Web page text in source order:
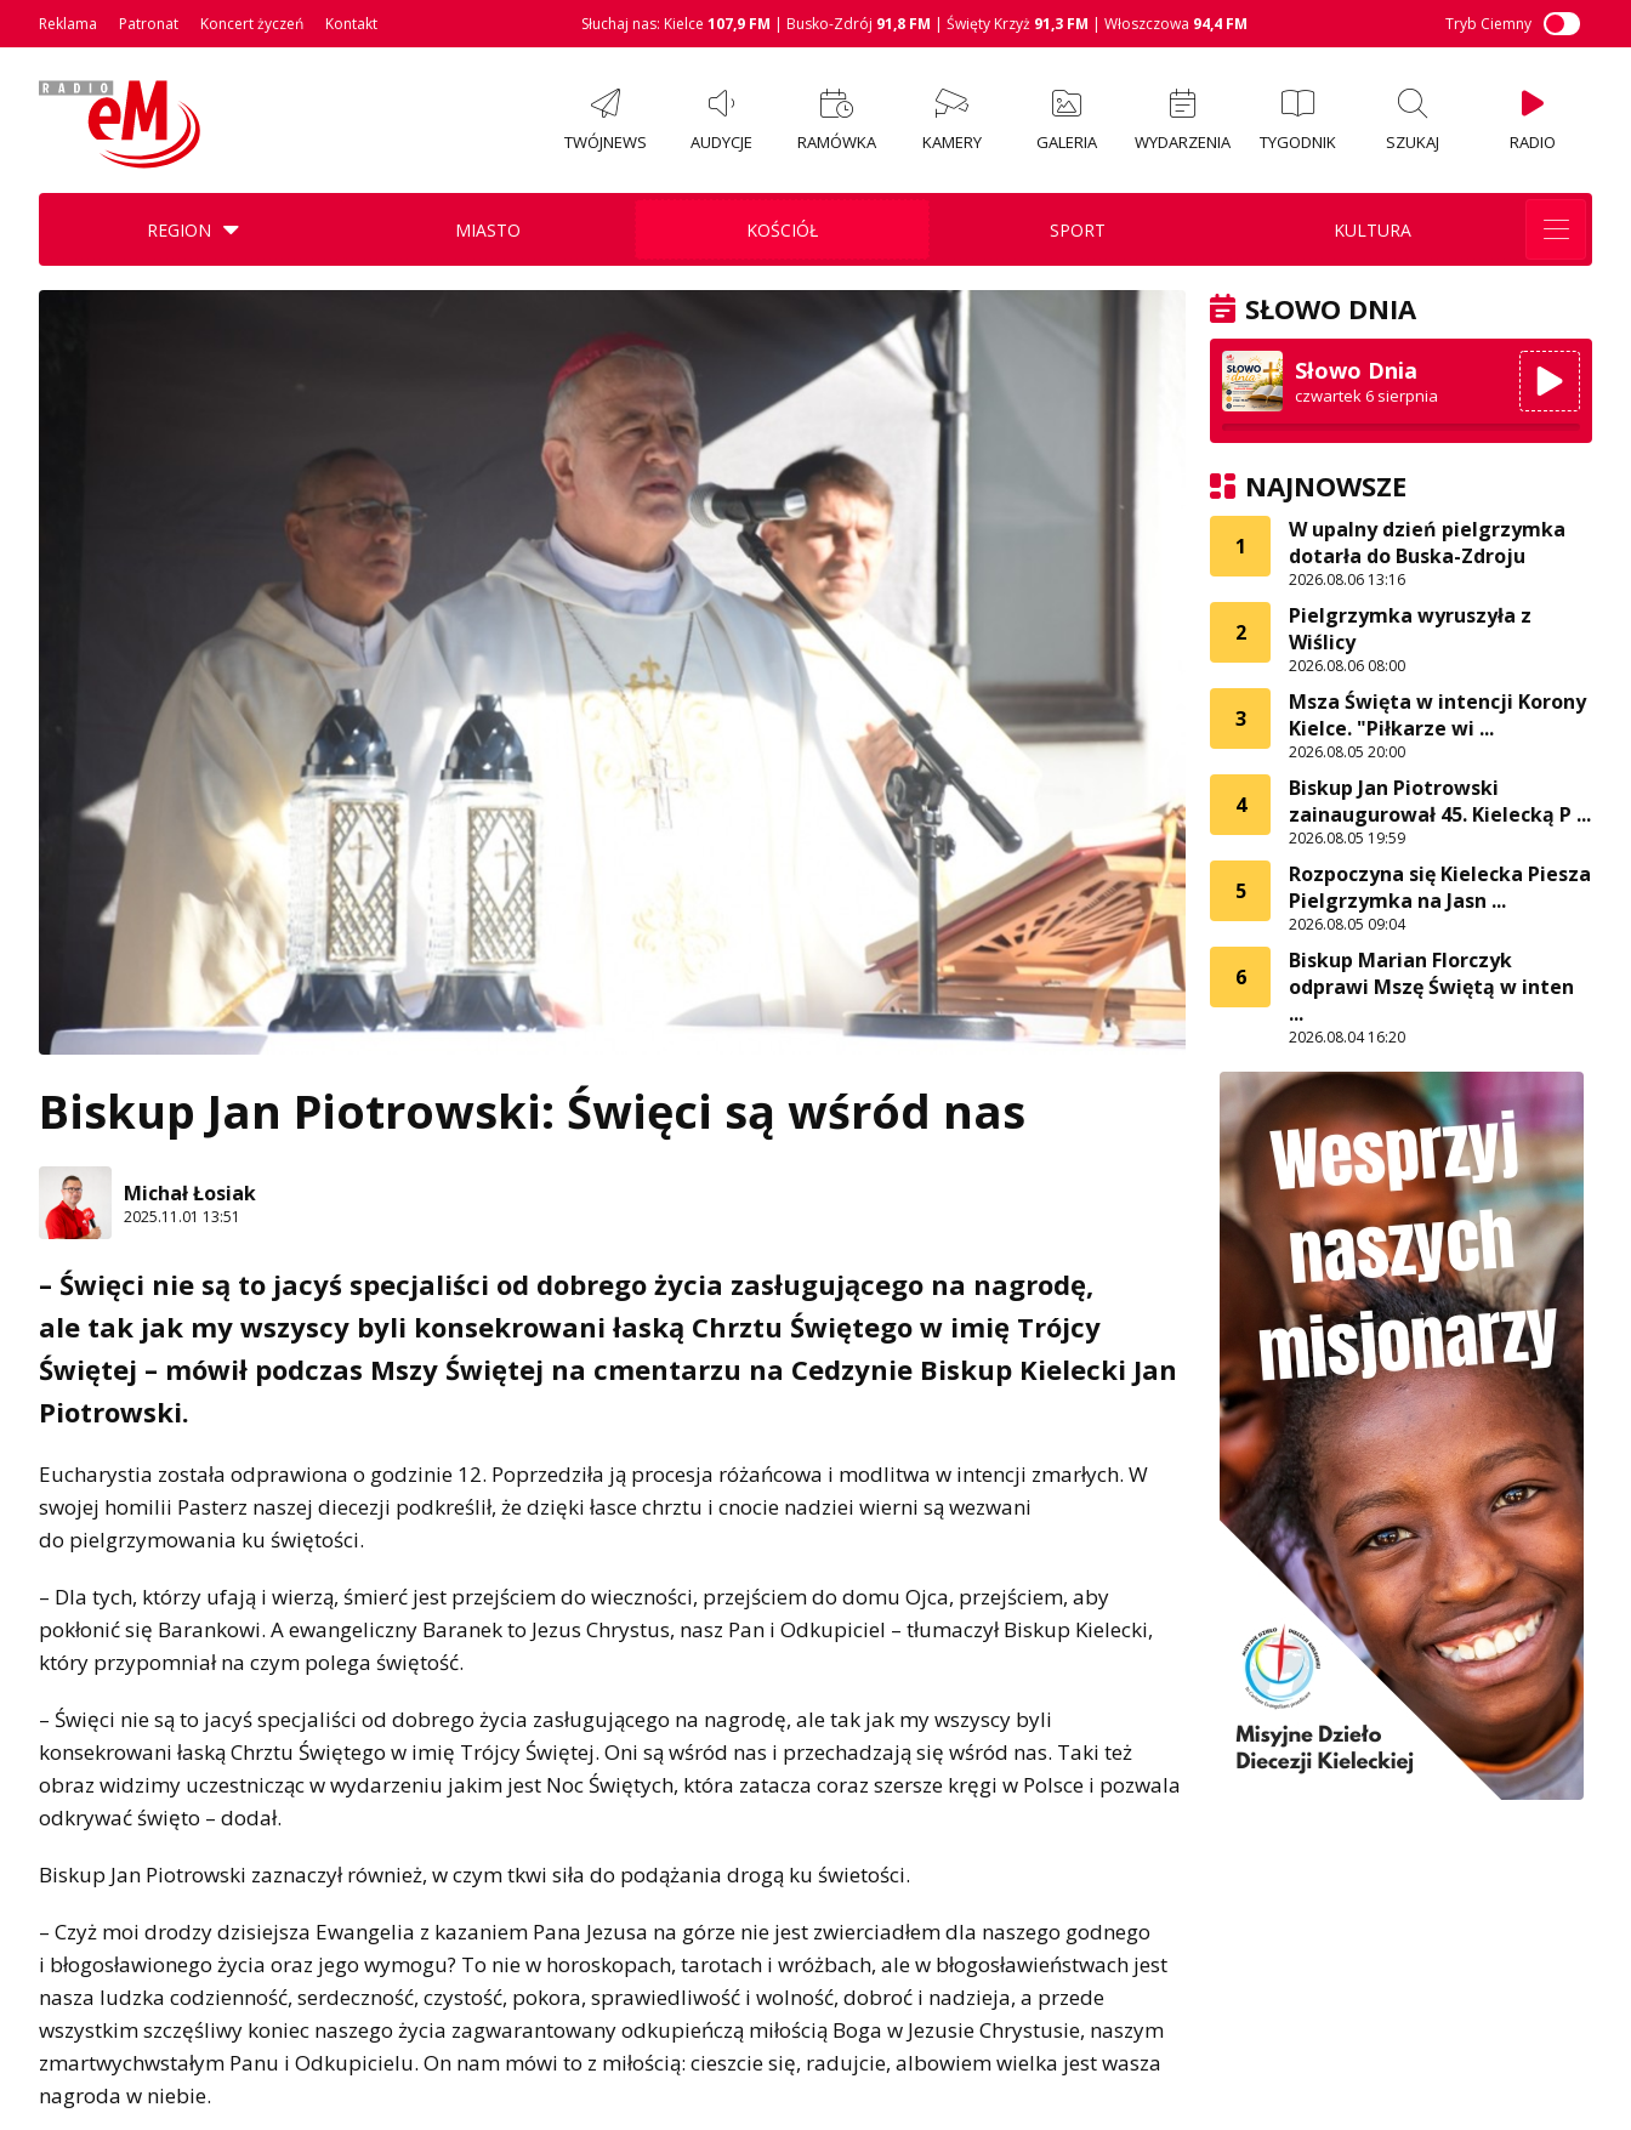
Reklama Patronat Koncert życzeń Kontakt Słuchaj nas: Kielce 107,9 FM | Busko-Zdrój 91,8 FM | Święty Krzyż 91,3 FM | Włoszczowa 94,4 FM Tryb Ciemny
TWÓJNEWS AUDYCJE RAMÓWKA KAMERY GALERIA WYDARZENIA TYGODNIK SZUKAJ RADIO
REGION MIASTO KOŚCIÓŁ SPORT KULTURA
Biskup Jan Piotrowski: Święci są wśród nas
Michał Łosiak
2025.11.01 13:51
– Święci nie są to jacyś specjaliści od dobrego życia zasługującego na nagrodę,
ale tak jak my wszyscy byli konsekrowani łaską Chrztu Świętego w imię Trójcy
Świętej – mówił podczas Mszy Świętej na cmentarzu na Cedzynie Biskup Kielecki Jan
Piotrowski.
Eucharystia została odprawiona o godzinie 12. Poprzedziła ją procesja różańcowa i modlitwa w intencji zmarłych. W
swojej homilii Pasterz naszej diecezji podkreślił, że dzięki łasce chrztu i cnocie nadziei wierni są wezwani
do pielgrzymowania ku świętości.
– Dla tych, którzy ufają i wierzą, śmierć jest przejściem do wieczności, przejściem do domu Ojca, przejściem, aby
pokłonić się Barankowi. A ewangeliczny Baranek to Jezus Chrystus, nasz Pan i Odkupiciel – tłumaczył Biskup Kielecki,
który przypomniał na czym polega świętość.
– Święci nie są to jacyś specjaliści od dobrego życia zasługującego na nagrodę, ale tak jak my wszyscy byli
konsekrowani łaską Chrztu Świętego w imię Trójcy Świętej. Oni są wśród nas i przechadzają się wśród nas. Taki też
obraz widzimy uczestnicząc w wydarzeniu jakim jest Noc Świętych, która zatacza coraz szersze kręgi w Polsce i pozwala
odkrywać święto – dodał.
Biskup Jan Piotrowski zaznaczył również, w czym tkwi siła do podążania drogą ku świetości.
– Czyż moi drodzy dzisiejsza Ewangelia z kazaniem Pana Jezusa na górze nie jest zwierciadłem dla naszego godnego
i błogosławionego życia oraz jego wymogu? To nie w horoskopach, tarotach i wróżbach, ale w błogosławieństwach jest
nasza ludzka codzienność, serdeczność, czystość, pokora, sprawiedliwość i wolność, dobroć i nadzieja, a przede
wszystkim szczęśliwy koniec naszego życia zagwarantowany odkupieńczą miłością Boga w Jezusie Chrystusie, naszym
zmartwychwstałym Panu i Odkupicielu. On nam mówi to z miłością: cieszcie się, radujcie, albowiem wielka jest wasza
nagroda w niebie.
SŁOWO DNIA
Słowo Dnia
czwartek 6 sierpnia
NAJNOWSZE
1
W upalny dzień pielgrzymka
dotarła do Buska-Zdroju
2026.08.06 13:16
2
Pielgrzymka wyruszyła z
Wiślicy
2026.08.06 08:00
3
Msza Święta w intencji Korony
Kielce. "Piłkarze wi ...
2026.08.05 20:00
4
Biskup Jan Piotrowski
zainaugurował 45. Kielecką P ...
2026.08.05 19:59
5
Rozpoczyna się Kielecka Piesza
Pielgrzymka na Jasn ...
2026.08.05 09:04
6
Biskup Marian Florczyk
odprawi Mszę Świętą w inten
...
2026.08.04 16:20